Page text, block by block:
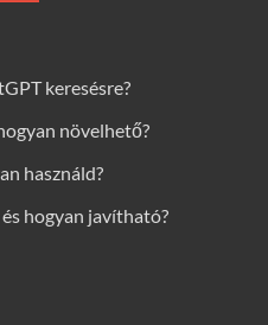
keresésre?
növelhető?
használd?
hogyan javítható?